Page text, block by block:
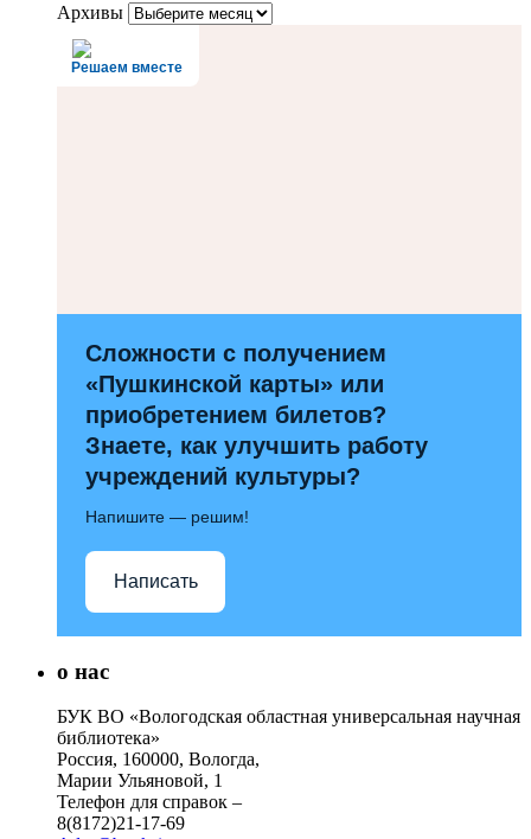
Архивы
Решаем вместе
Сложности с получением
«Пушкинской карты» или
приобретением билетов?
Знаете, как улучшить работу
учреждений культуры?
Напишите — решим!
Написать
о нас
БУК ВО «Вологодская областная универсальная научная
библиотека»
Россия, 160000, Вологда,
Марии Ульяновой, 1
Телефон для справок –
8(8172)21-17-69